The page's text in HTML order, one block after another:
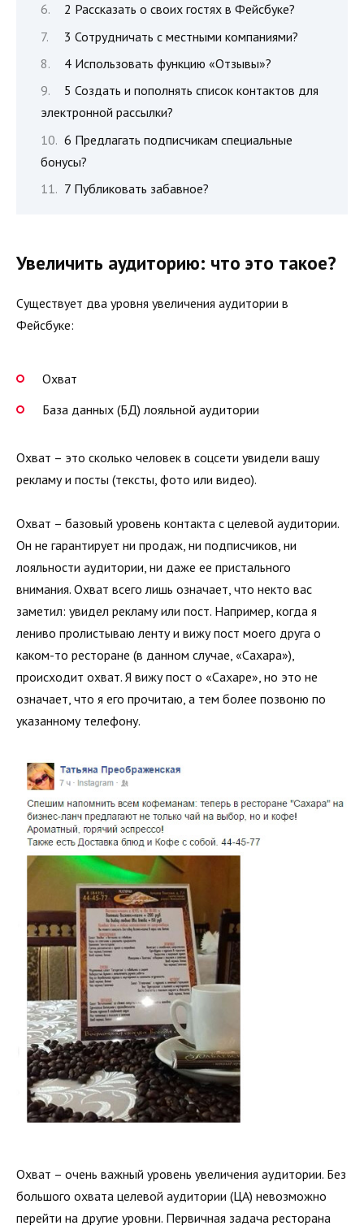
2 Рассказать о своих гостях в Фейсбуке?
3 Сотрудничать с местными компаниями?
4 Использовать функцию «Отзывы»?
5 Создать и пополнять список контактов для
электронной рассылки?
6 Предлагать подписчикам специальные
бонусы?
7 Публиковать забавное?
Увеличить аудиторию: что это такое?
Существует два уровня увеличения аудитории в
Фейсбуке:
Охват
База данных (БД) лояльной аудитории
Охват – это сколько человек в соцсети увидели вашу
рекламу и посты (тексты, фото или видео).
Охват – базовый уровень контакта с целевой аудитории.
Он не гарантирует ни продаж, ни подписчиков, ни
лояльности аудитории, ни даже ее пристального
внимания. Охват всего лишь означает, что некто вас
заметил: увидел рекламу или пост. Например, когда я
лениво пролистываю ленту и вижу пост моего друга о
каком-то ресторане (в данном случае, «Сахара»),
происходит охват. Я вижу пост о «Сахаре», но это не
означает, что я его прочитаю, а тем более позвоню по
указанному телефону.
Охват – очень важный уровень увеличения аудитории. Без
большого охвата целевой аудитории (ЦА) невозможно
перейти на другие уровни. Первичная задача ресторана